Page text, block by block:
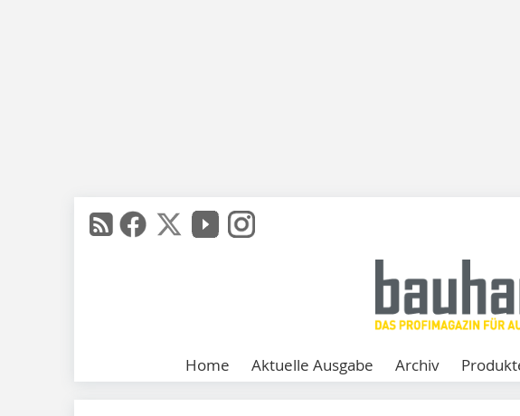
Home Aktuelle Ausgabe Archiv